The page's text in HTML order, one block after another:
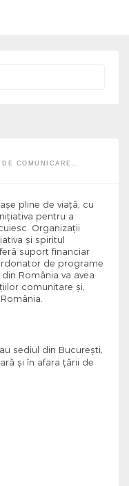
și
DE COMUNICARE…
pline de viaţă, cu
pentru a
Organizaţii
şi spiritul
suport financiar
de programe
România va avea
comunitare şi,
sediul din București,
și în afara țării de